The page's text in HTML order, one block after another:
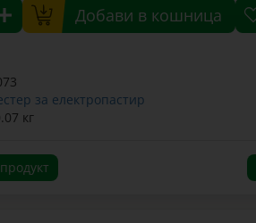
Добави в кошница
за електропастир
кг